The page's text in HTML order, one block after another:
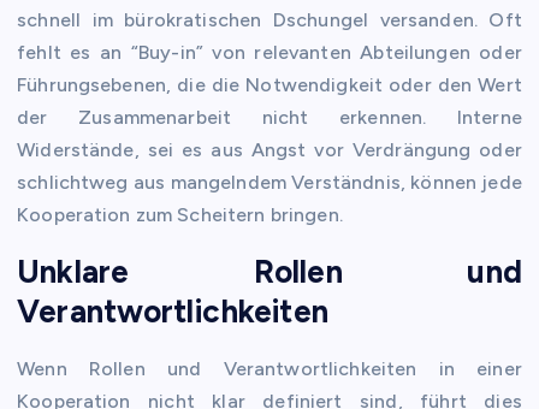
schnell im bürokratischen Dschungel versanden. Oft
fehlt es an “Buy-in” von relevanten Abteilungen oder
Führungsebenen, die die Notwendigkeit oder den Wert
der Zusammenarbeit nicht erkennen. Interne
Widerstände, sei es aus Angst vor Verdrängung oder
schlichtweg aus mangelndem Verständnis, können jede
Kooperation zum Scheitern bringen.
Unklare Rollen und
Verantwortlichkeiten
Wenn Rollen und Verantwortlichkeiten in einer
Kooperation nicht klar definiert sind, führt dies